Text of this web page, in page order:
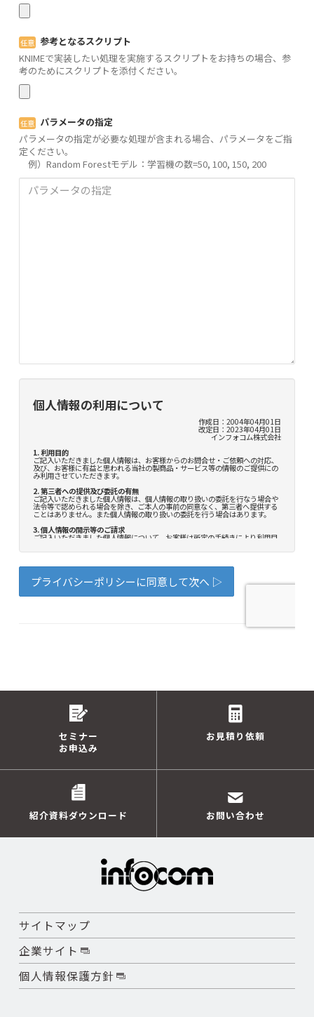
セミナー
お申込み
お見積り依頼
紹介資料ダウンロード お問い合わせ
サイトマップ
企業サイト
個人情報保護方針